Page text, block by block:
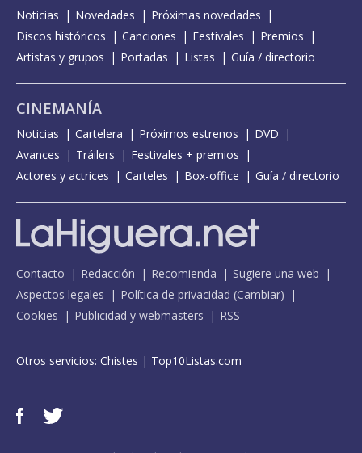
Noticias Novedades
Próximas novedades
Discos históricos
Canciones Festivales
Premios
Artistas y grupos
Portadas Listas Guía / directorio
CINEMANÍA
Noticias Cartelera Próximos estrenos
DVD
Avances
Tráilers
Festivales + premios
Actores y actrices
Carteles Box-office Guía / directorio
Contacto Redacción Recomienda
Sugiere una web
Aspectos legales
Política de privacidad (Cambiar)
Cookies
Publicidad y webmasters RSS
Otros servicios: Chistes | Top10Listas.com